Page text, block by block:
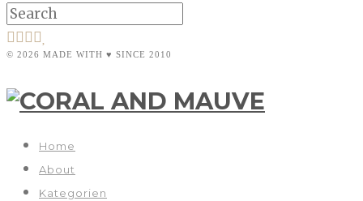
© 2026 MADE WITH ♥ SINCE 2010
Home
About
Kategorien